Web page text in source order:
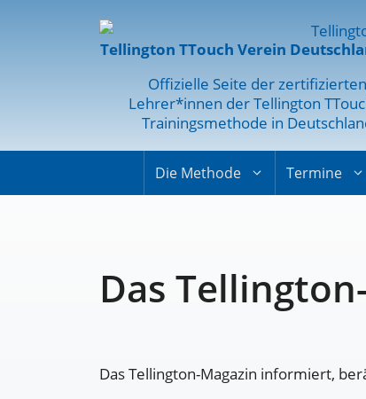
Tellington TTouch Verein
Offizielle Seite der zertifizierten
Lehrer*innen der Tellington
Trainingsmethode in
Die Methode Termine
Das
Das Tellington-Magazin informiert,